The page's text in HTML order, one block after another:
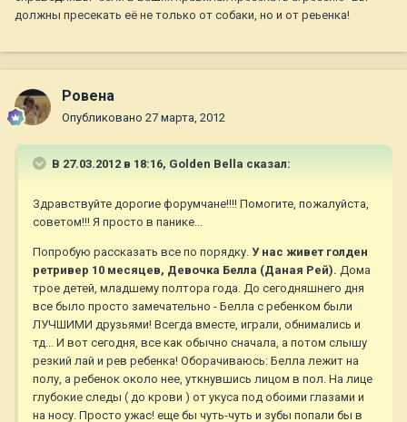
должны пресекать её не только от собаки, но и от реьенка!
Ровена
Опубликовано 27 марта, 2012
В 27.03.2012 в 18:16, Golden Bella сказал:
Здравствуйте дорогие форумчане!!!! Помогите, пожалуйста,
советом!!! Я просто в панике...
Попробую рассказать все по порядку. У нас живет голден
ретривер 10 месяцев, Девочка Белла (Даная Рей). Дома
трое детей, младшему полтора года. До сегодняшнего дня
все было просто замечательно - Белла с ребенком были
ЛУЧШИМИ друзьями! Всегда вместе, играли, обнимались и
тд... И вот сегодня, все как обычно сначала, а потом слышу
резкий лай и рев ребенка! Оборачиваюсь: Белла лежит на
полу, а ребенок около нее, уткнувшись лицом в пол. На лице
глубокие следы ( до крови ) от укуса под обоими глазами и
на носу. Просто ужас! еще бы чуть-чуть и зубы попали бы в